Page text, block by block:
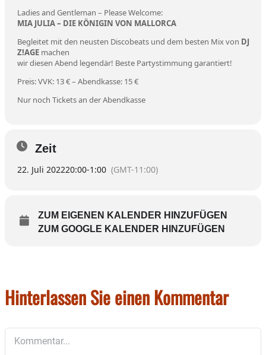
Ladies and Gentleman – Please Welcome:
MIA JULIA – DIE KÖNIGIN VON MALLORCA
Begleitet mit den neusten Discobeats und dem besten Mix von DJ
Z!AGE machen
wir diesen Abend legendär! Beste Partystimmung garantiert!
Preis: VVK: 13 € – Abendkasse: 15 €
Nur noch Tickets an der Abendkasse
Zeit
22. Juli 202220:00-1:00 (GMT-11:00)
ZUM EIGENEN KALENDER HINZUFÜGEN
ZUM GOOGLE KALENDER HINZUFÜGEN
Hinterlassen Sie einen Kommentar